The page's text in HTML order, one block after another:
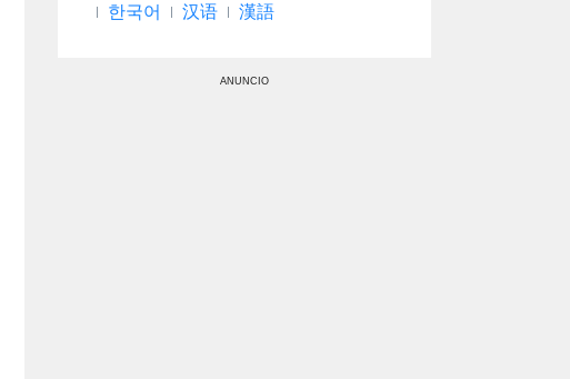
한국어
汉语 漢語
ANUNCIO